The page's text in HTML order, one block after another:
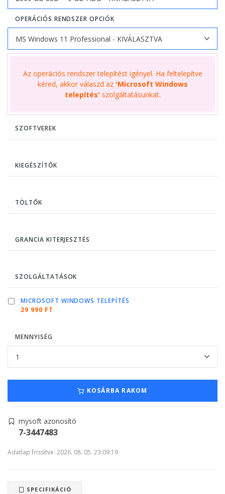
OPERÁCIÓS RENDSZER OPCIÓK
Az operációs rendszer telepítést igényel. Ha feltelepítve
kéred, akkor válaszd az 'Microsoft Windows
telepítés' szolgáltatásunkat.
SZOFTVEREK
KIEGÉSZÍTŐK
TÖLTŐK
GRANCIA KITERJESZTÉS
SZOLGÁLTATÁSOK
MICROSOFT WINDOWS TELEPÍTÉS
29 990 FT
MENNYISÉG
KOSÁRBA RAKOM
mysoft azonosító
7-3447483
Adatlap frissítve: 2026. 08. 05. 23:09:19
SPECIFIKÁCIÓ